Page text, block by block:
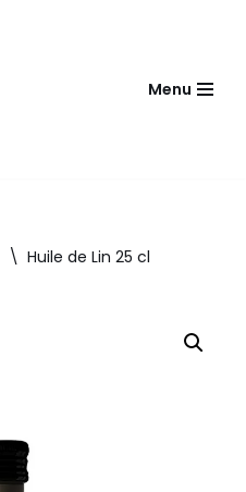
Menu
\ Huile de Lin 25 cl